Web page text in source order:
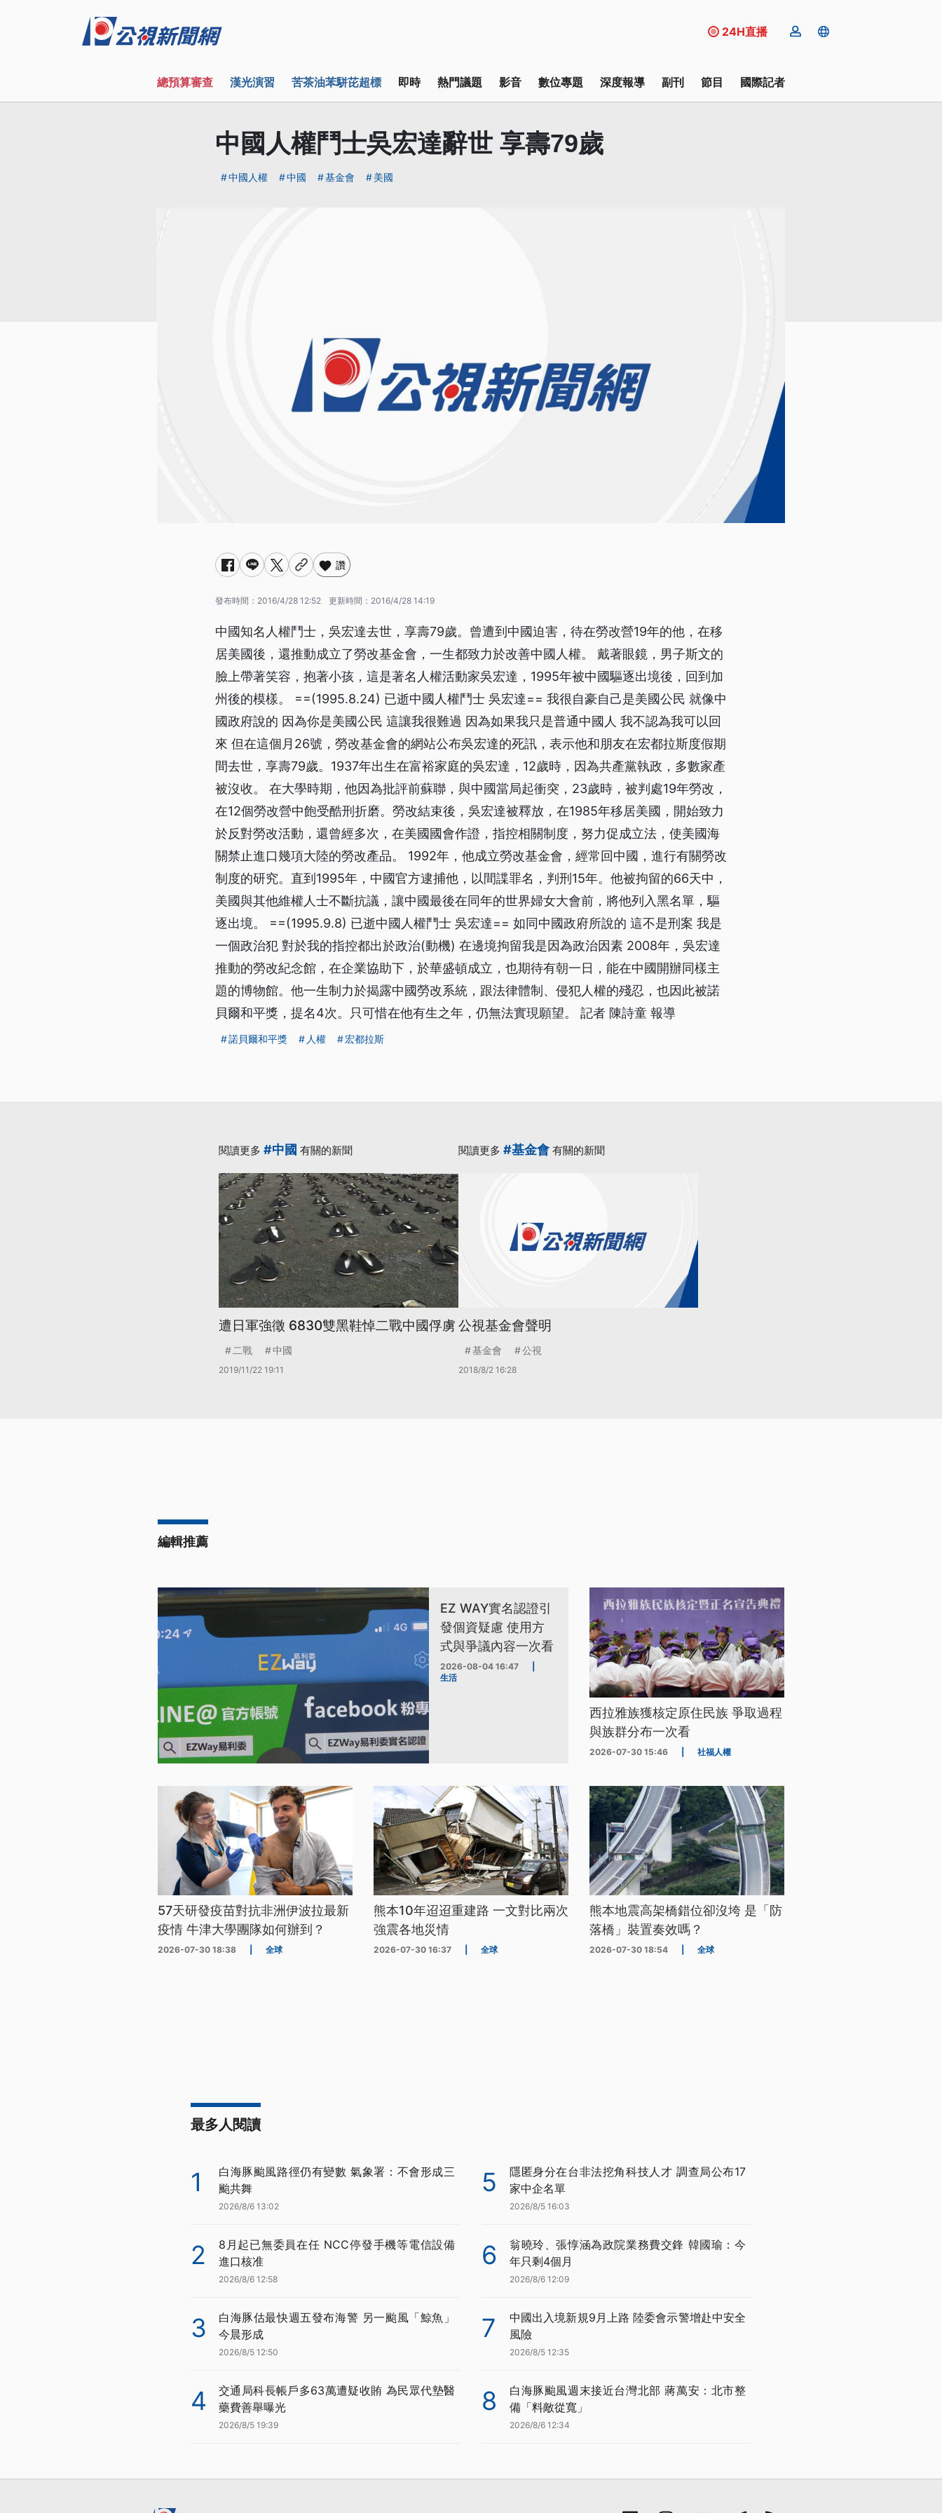
24H直播
總預算審查 漢光演習 苦茶油苯駢芘超標 即時 熱門議題 影音 數位專題 深度報導 副刊 節目 國際記者
中國人權鬥士吳宏達辭世 享壽79歲
中國人權 中國 基金會 美國
讚
發布時間： 2016/4/28 12:52 更新時間： 2016/4/28 14:19
中國知名人權鬥士，吳宏達去世，享壽79歲。曾遭到中國迫害，待在勞改營19年的他，在移
居美國後，還推動成立了勞改基金會，一生都致力於改善中國人權。 戴著眼鏡，男子斯文的
臉上帶著笑容，抱著小孩，這是著名人權活動家吳宏達，1995年被中國驅逐出境後，回到加
州後的模樣。 ==(1995.8.24) 已逝中國人權鬥士 吳宏達== 我很自豪自己是美國公民 就像中
國政府說的 因為你是美國公民 這讓我很難過 因為如果我只是普通中國人 我不認為我可以回
來 但在這個月26號，勞改基金會的網站公布吳宏達的死訊，表示他和朋友在宏都拉斯度假期
間去世，享壽79歲。1937年出生在富裕家庭的吳宏達，12歲時，因為共產黨執政，多數家產
被沒收。 在大學時期，他因為批評前蘇聯，與中國當局起衝突，23歲時，被判處19年勞改，
在12個勞改營中飽受酷刑折磨。勞改結束後，吳宏達被釋放，在1985年移居美國，開始致力
於反對勞改活動，還曾經多次，在美國國會作證，指控相關制度，努力促成立法，使美國海
關禁止進口幾項大陸的勞改產品。 1992年，他成立勞改基金會，經常回中國，進行有關勞改
制度的研究。直到1995年，中國官方逮捕他，以間諜罪名，判刑15年。他被拘留的66天中，
美國與其他維權人士不斷抗議，讓中國最後在同年的世界婦女大會前，將他列入黑名單，驅
逐出境。 ==(1995.9.8) 已逝中國人權鬥士 吳宏達== 如同中國政府所說的 這不是刑案 我是
一個政治犯 對於我的指控都出於政治(動機) 在邊境拘留我是因為政治因素 2008年，吳宏達
推動的勞改紀念館，在企業協助下，於華盛頓成立，也期待有朝一日，能在中國開辦同樣主
題的博物館。他一生制力於揭露中國勞改系統，跟法律體制、侵犯人權的殘忍，也因此被諾
貝爾和平獎，提名4次。只可惜在他有生之年，仍無法實現願望。 記者 陳詩童 報導
諾貝爾和平獎 人權 宏都拉斯
閱讀更多 #中國 有關的新聞
遭日軍強徵 6830雙黑鞋悼二戰中國俘虜
二戰 中國
2019/11/22 19:11
閱讀更多 #基金會 有關的新聞
公視基金會聲明
基金會 公視
2018/8/2 16:28
編輯推薦
EZ WAY實名認證引
發個資疑慮 使用方
式與爭議內容一次看
2026-08-04 16:47
生活
西拉雅族獲核定原住民族 爭取過程
與族群分布一次看
2026-07-30 15:46 社福人權
57天研發疫苗對抗非洲伊波拉最新
疫情 牛津大學團隊如何辦到？
2026-07-30 18:38 全球
熊本10年迢迢重建路 一文對比兩次
強震各地災情
2026-07-30 16:37 全球
熊本地震高架橋錯位卻沒垮 是「防
落橋」裝置奏效嗎？
2026-07-30 18:54 全球
最多人閱讀
1
白海豚颱風路徑仍有變數 氣象署：不會形成三
颱共舞
2026/8/6 13:02
2
8月起已無委員在任 NCC停發手機等電信設備
進口核准
2026/8/6 12:58
3
白海豚估最快週五發布海警 另一颱風「鯨魚」
今晨形成
2026/8/5 12:50
4
交通局科長帳戶多63萬遭疑收賄 為民眾代墊醫
藥費善舉曝光
2026/8/5 19:39
5
隱匿身分在台非法挖角科技人才 調查局公布17
家中企名單
2026/8/5 16:03
6
翁曉玲、張惇涵為政院業務費交鋒 韓國瑜：今
年只剩4個月
2026/8/6 12:09
7
中國出入境新規9月上路 陸委會示警增赴中安全
風險
2026/8/5 12:35
8
白海豚颱風週末接近台灣北部 蔣萬安：北市整
備「料敵從寬」
2026/8/6 12:34